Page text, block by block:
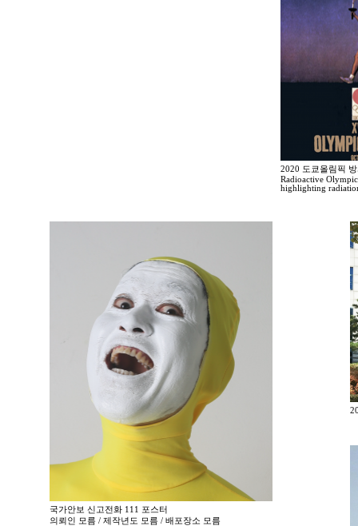
2020 도쿄올림픽
Radioactive
highlighting
국가안보 신고전화 111 포스터
의뢰인 모름 / 제작년도 모름 / 배포장소 모름